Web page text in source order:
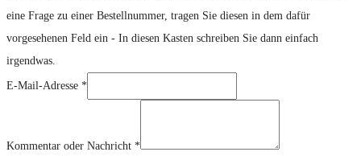
eine Frage zu einer Bestellnummer, tragen Sie diesen in dem dafür
vorgesehenen Feld ein - In diesen Kasten schreiben Sie dann einfach
irgendwas.
E-Mail-Adresse *
Kommentar oder Nachricht *